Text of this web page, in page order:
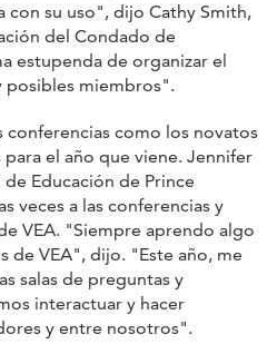
con su uso", dijo Cathy Smith,
del Condado de
estupenda de organizar el
miembros".
conferencias como los novatos
el año que viene. Jennifer
Educación de Prince
veces a las conferencias y
VEA. "Siempre aprendo algo
de VEA", dijo. "Este año, me
salas de preguntas y
interactuar y hacer
y entre nosotros".